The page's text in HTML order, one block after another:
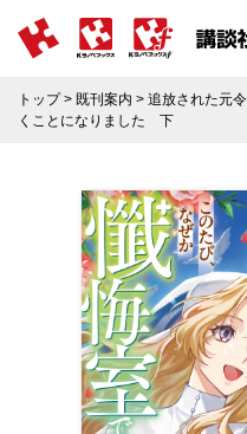
トップ> 既刊案内 > 追放された元
くことになりました 下